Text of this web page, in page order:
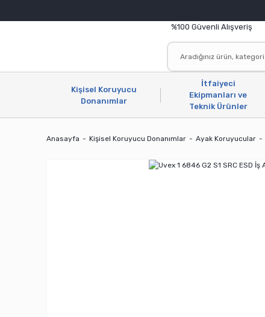
%100 Güvenli Alışveriş
Kişisel Koruyucu
Donanımlar
İtfaiyeci
Ekipmanları ve
Teknik Ürünler
Anasayfa Kişisel Koruyucu Donanımlar Ayak Koruyucular